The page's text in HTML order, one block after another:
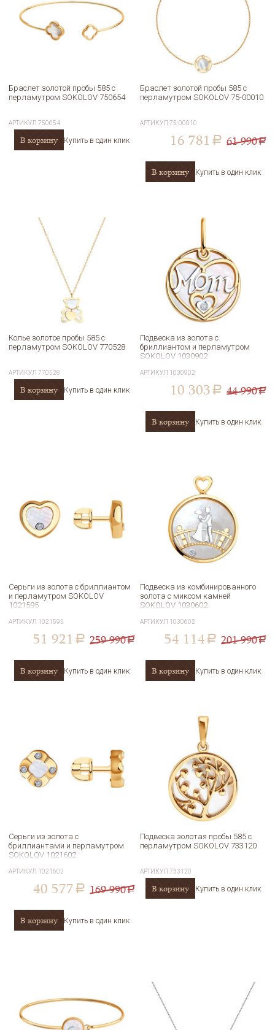
Браслет золотой пробы 585 с
перламутром SOKOLOV 750654
АРТИКУЛ750654
В корзину Купить в один клик
Браслет золотой пробы 585 с
перламутром SOKOLOV 75-00010
АРТИКУЛ75-00010
16 781 a 61 990a
В корзину Купить в один клик
Колье золотое пробы 585 с
перламутром SOKOLOV 770528
АРТИКУЛ770528
В корзину Купить в один клик
Подвеска из золота с
бриллиантом и перламутром
SOKOLOV 1030902
АРТИКУЛ 1030902
10 303 a 44 990a
В корзину Купить в один клик
Серьги из золота с бриллиантом
и перламутром SOKOLOV
1021595
АРТИКУЛ 1021595
51 921 a 259 990a
В корзину Купить в один клик
Подвеска из комбинированного
золота с миксом камней
SOKOLOV 1030602
АРТИКУЛ 1030602
54 114 a 201 990a
В корзину Купить в один клик
Серьги из золота с
бриллиантами и перламутром
SOKOLOV 1021602
АРТИКУЛ 1021602
40 577 a 169 990a
В корзину Купить в один клик
Подвеска золотая пробы 585 с
перламутром SOKOLOV 733120
АРТИКУЛ733120
В корзину Купить в один клик